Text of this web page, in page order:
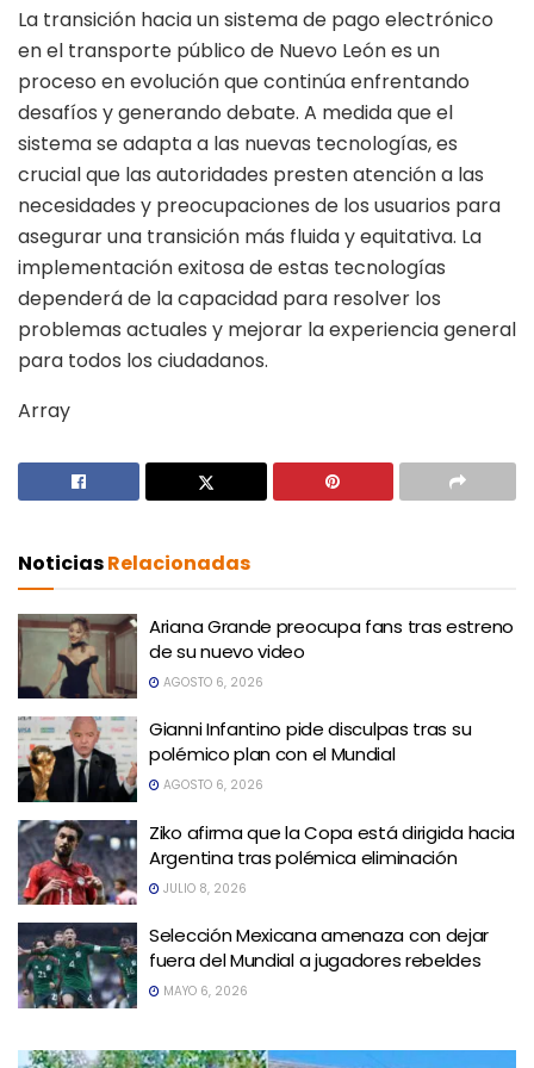
La transición hacia un sistema de pago electrónico
en el transporte público de Nuevo León es un
proceso en evolución que continúa enfrentando
desafíos y generando debate. A medida que el
sistema se adapta a las nuevas tecnologías, es
crucial que las autoridades presten atención a las
necesidades y preocupaciones de los usuarios para
asegurar una transición más fluida y equitativa. La
implementación exitosa de estas tecnologías
dependerá de la capacidad para resolver los
problemas actuales y mejorar la experiencia general
para todos los ciudadanos.
Array
NoticiasRelacionadas
Ariana Grande preocupa fans tras estreno
de su nuevo video
AGOSTO 6, 2026
Gianni Infantino pide disculpas tras su
polémico plan con el Mundial
AGOSTO 6, 2026
Ziko afirma que la Copa está dirigida hacia
Argentina tras polémica eliminación
JULIO 8, 2026
Selección Mexicana amenaza con dejar
fuera del Mundial a jugadores rebeldes
MAYO 6, 2026